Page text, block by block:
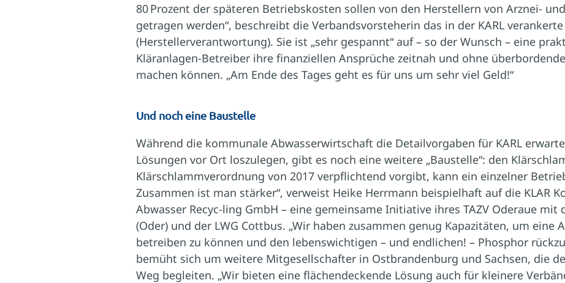
80 Prozent der späteren Betriebskosten sollen von den Herstellern von Arznei-
getragen werden“, beschreibt die Verbandsvorsteherin das in der KARL
(Herstellerverantwortung). Sie ist „sehr gespannt“ auf – so der Wunsch – eine
Kläranlagen-Betreiber ihre finanziellen Ansprüche zeitnah und ohne
machen können. „Am Ende des Tages geht es für uns um sehr viel Geld!“
Und noch eine Baustelle
Während die kommunale Abwasserwirtschaft die Detailvorgaben für KARL
Lösungen vor Ort loszulegen, gibt es noch eine weitere „Baustelle“: den
Klärschlammverordnung von 2017 verpflichtend vorgibt, kann ein einzelner
Zusammen ist man stärker“, verweist Heike Herrmann beispielhaft auf die KLAR
Abwasser Recyc-ling GmbH – eine gemeinsame Initiative ihres TAZV Oderaue mit
(Oder) und der LWG Cottbus. „Wir haben zusammen genug Kapazitäten, um eine
betreiben zu können und den lebenswichtigen – und endlichen! – Phosphor
bemüht sich um weitere Mitgesellschafter in Ostbrandenburg und Sachsen, die
Weg begleiten. „Wir bieten eine flächendeckende Lösung auch für kleinere